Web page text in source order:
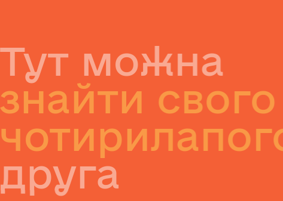
Тут можна
знайти
друга